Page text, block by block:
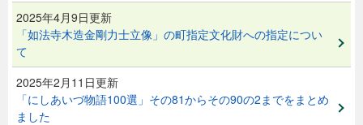
2025年4月9日更新
「如法寺木造金剛力士立像」の町指定文化財への指定につい
て
2025年2月11日更新
「にしあいづ物語100選」その81からその90の2までをまとめ
ました